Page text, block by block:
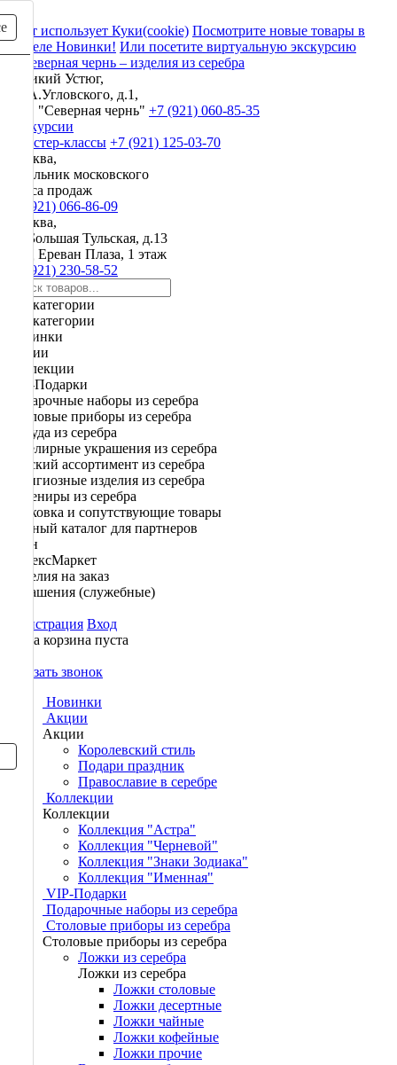
Сайт использует Куки(cookie) Посмотрите новые товары в
разделе Новинки! Или посетите виртуальную экскурсию
Великий Устюг,
ул. А.Угловского, д.1,
ЗАО "Северная чернь" +7 (921) 060-85-35
Экскурсии
и мастер-классы +7 (921) 125-03-70
Москва,
начальник московского
офиса продаж
+7 (921) 066-86-09
Москва,
ул. Большая Тульская, д.13
ТРЦ Ереван Плаза, 1 этаж
+7 (921) 230-58-52
Все категории
Все категории
Новинки
Акции
Коллекции
VIP-Подарки
Подарочные наборы из серебра
Столовые приборы из серебра
Посуда из серебра
Ювелирные украшения из серебра
Детский ассортимент из серебра
Религиозные изделия из серебра
Сувениры из серебра
Упаковка и сопутствующие товары
Полный каталог для партнеров
Озон
ЯндексМаркет
Изделия на заказ
Украшения (служебные)
Регистрация Вход
Ваша корзина пуста
Заказать звонок
Новинки
Акции
Акции
Королевский стиль
Подари праздник
Православие в серебре
Коллекции
Коллекции
Коллекция "Астра"
Коллекция "Черневой"
Коллекция "Знаки Зодиака"
Коллекция "Именная"
VIP-Подарки
Подарочные наборы из серебра
Столовые приборы из серебра
Столовые приборы из серебра
Ложки из серебра
Ложки из серебра
Ложки столовые
Ложки десертные
Ложки чайные
Ложки кофейные
Ложки прочие